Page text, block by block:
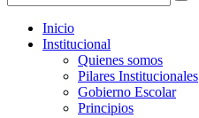
Inicio
Institucional
Quienes somos
Pilares Institucionales
Gobierno Escolar
Principios